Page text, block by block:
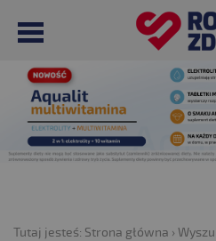
Tutaj jesteś: Strona główna ›